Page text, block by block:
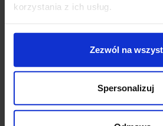
korzystania z ich usług.
Zezwól na
Spersonalizuj
Parametry:
wysokość (cm): 180
ilość źródeł: 1